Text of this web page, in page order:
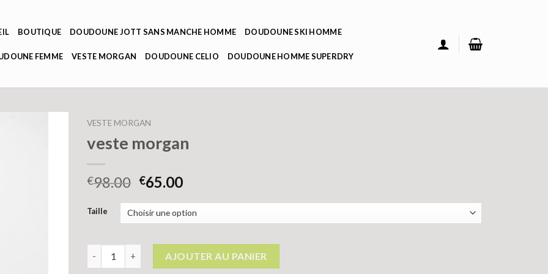
BOUTIQUE DOUDOUNE JOTT SANS MANCHE HOMME DOUDOUNE SKI HOMME
FEMME VESTE MORGAN DOUDOUNE CELIO DOUDOUNE HOMME SUPERDRY
VESTE MORGAN
veste morgan
€98.00 €65.00
Taille
AJOUTER AU PANIER